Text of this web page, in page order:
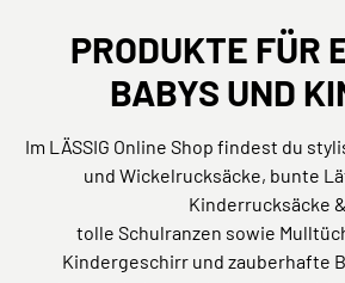
PRODUKTE FÜR
BABYS UND
Im LÄSSIG Online Shop findest du
und Wickelrucksäcke, bunte
Kinderrucksäcke &
tolle Schulranzen sowie
Kindergeschirr und zauberhafte